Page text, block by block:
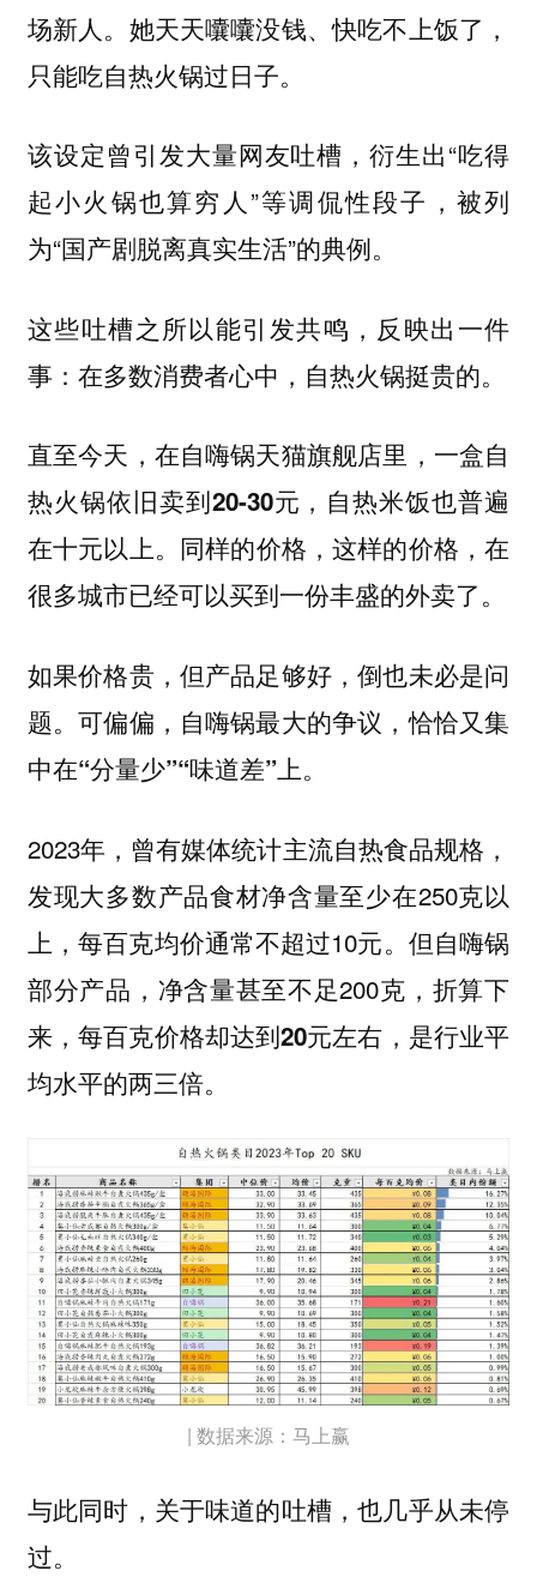
场新人。她天天囔囔没钱、快吃不上饭了，
只能吃自热火锅过日子。
该设定曾引发大量网友吐槽，衍生出“吃得
起小火锅也算穷人”等调侃性段子，被列
为“国产剧脱离真实生活”的典例。
这些吐槽之所以能引发共鸣，反映出一件
事： 在多数消费者心中，自热火锅挺贵的。
直至今天，在自嗨锅天猫旗舰店里， 一盒自
热火锅依旧卖到20-30元，自热米饭也普遍
在十元以上。 同样的价格，这样的价格，在
很多城市已经可以买到一份丰盛的外卖了。
如果价格贵，但产品足够好，倒也未必是问
题。可偏偏，自嗨锅最大的争议，恰恰又集
中在“分量少”“味道差”上。
2023年，曾有媒体统计主流自热食品规格，
发现大多数产品食材净含量至少在250克以
上，每百克均价通常不超过10元。但自嗨锅
部分产品，净含量甚至不足200克，折算下
来，每百克价格却达到20元左右，是行业平
均水平的两三倍。
| 数据来源：马上赢
与此同时，关于味道的吐槽，也几乎从未停
过。